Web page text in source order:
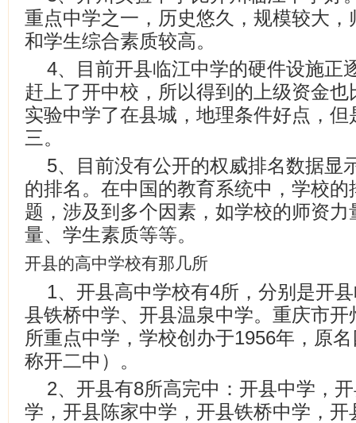
重点中学之一，历史悠久，规模较大
和学生综合素质较高。
4、目前开县临江中学的硬件设施正
赶上了开中校，所以得到的上级资金
实验中学了在县城，地理条件好点，
三。
5、目前没有公开的权威排名数据显
的排名。在中国的教育系统中，学校
题，涉及到多个因素，如学校的师资
量、学生素质等等。
开县的高中学校有那几所
1、开县高中学校有4所，分别是开
县铁桥中学、开县温泉中学。重庆市
所重点中学，学校创办于1956年，原
称开二中）。
2、开县有8所高完中：开县中学，
学，开县陈家中学，开县铁桥中学，